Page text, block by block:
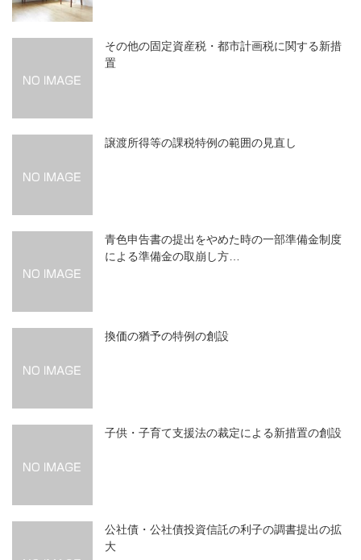
その他の固定資産税・都市計画税に関する新措
置
譲渡所得等の課税特例の範囲の見直し
青色申告書の提出をやめた時の一部準備金制度
による準備金の取崩し方…
換価の猶予の特例の創設
子供・子育て支援法の裁定による新措置の創設
公社債・公社債投資信託の利子の調書提出の拡
大